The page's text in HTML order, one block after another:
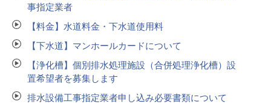
事指定業者
【料金】水道料金・下水道使用料
【下水道】マンホールカードについて
【浄化槽】個別排水処理施設（合併処理浄化槽）設
置希望者を募集します
排水設備工事指定業者申し込み必要書類について